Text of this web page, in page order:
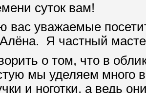
суток вам!
вас уважаемые
Я частный
о том, что в
мы уделяем много
и ноготки, а ведь